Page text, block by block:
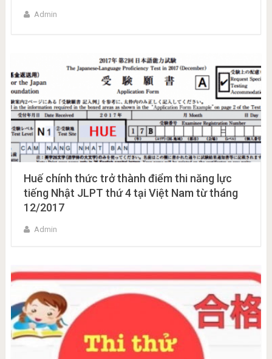
Admin
Huế chính thức trở thành điểm thi năng lực
tiếng Nhật JLPT thứ 4 tại Việt Nam từ tháng
12/2017
Admin